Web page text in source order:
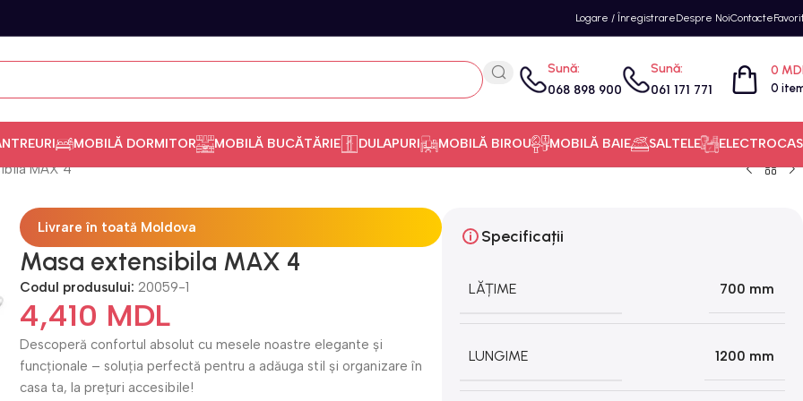
Logare / ÎnregistrareDespre NoiContacte
Sună:
068 898 900
Sună:
061 171 771 0
0
MOBILĂ DORMITOR MOBILĂ BUCĂTĂRIE DULAPURI MOBILĂ BIROU MOBILĂ BAIE SALTELE
MAX 4
Livrare în toată Moldova
Masa extensibila MAX 4
Codul produsului: 20059-1
4,410 MDL
Descoperă confortul absolut cu mesele noastre elegante și
funcționale – soluția perfectă pentru a adăuga stil și organizare în
casa ta, la prețuri accesibile!
Specificații
LĂȚIME 700 mm
LUNGIME 1200 mm